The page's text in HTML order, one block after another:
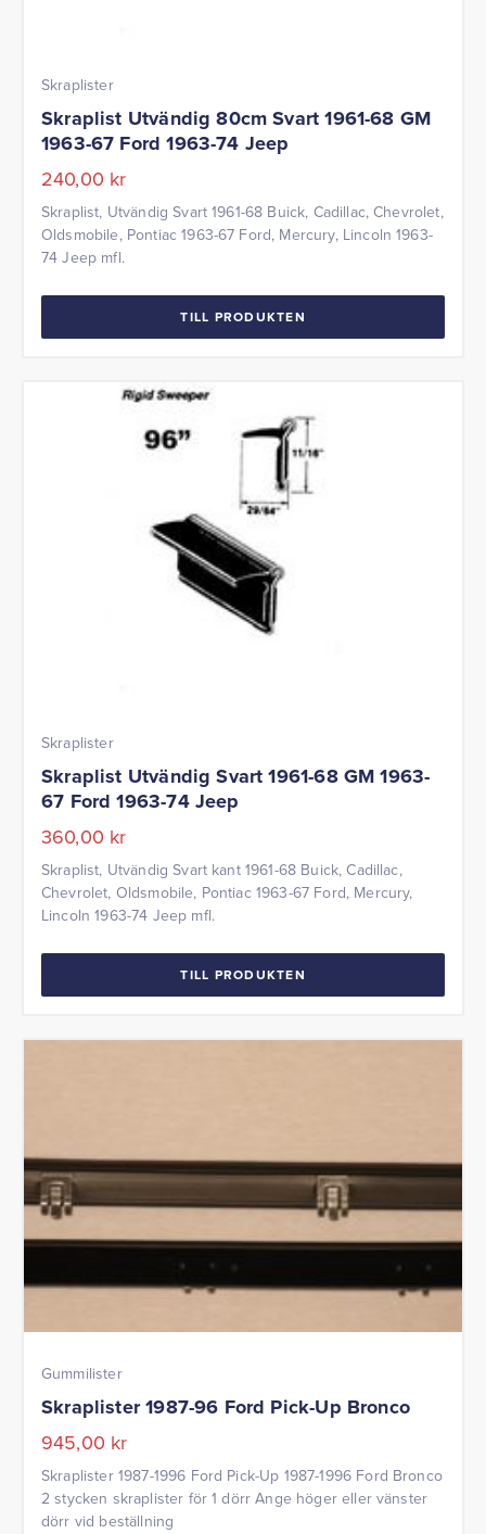
Skraplister
Skraplist Utvändig 80cm Svart 1961-68 GM
1963-67 Ford 1963-74 Jeep
240,00 kr
Skraplist, Utvändig Svart 1961-68 Buick, Cadillac, Chevrolet,
Oldsmobile, Pontiac 1963-67 Ford, Mercury, Lincoln 1963-
74 Jeep mfl.
TILL PRODUKTEN
Skraplister
Skraplist Utvändig Svart 1961-68 GM 1963-
67 Ford 1963-74 Jeep
360,00 kr
Skraplist, Utvändig Svart kant 1961-68 Buick, Cadillac,
Chevrolet, Oldsmobile, Pontiac 1963-67 Ford, Mercury,
Lincoln 1963-74 Jeep mfl.
TILL PRODUKTEN
Gummilister
Skraplister 1987-96 Ford Pick-Up Bronco
945,00 kr
Skraplister 1987-1996 Ford Pick-Up 1987-1996 Ford Bronco
2 stycken skraplister för 1 dörr Ange höger eller vänster
dörr vid beställning